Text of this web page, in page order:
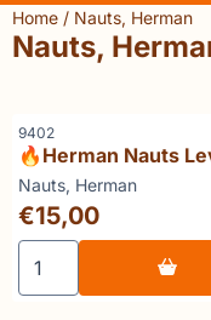
Home / Nauts, Herman
Nauts,
Artikelnummer
9402
🔥Herman Nauts
en legenden van
Sinterklaas in
Vlaanderen
Merk:
Nauts, Herman
Prijs: 15,00
€15,00
Aantal kiezen voor